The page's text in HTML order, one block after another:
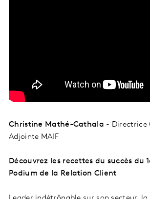
Christine Mathé-Cathala - Directrice
Adjointe MAIF
Découvrez les recettes du succès du
Podium de la Relation Client